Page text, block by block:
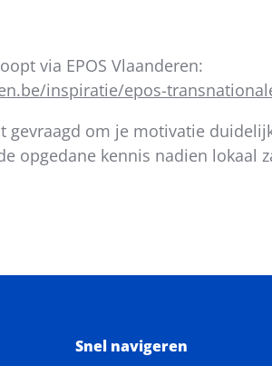
via EPOS Vlaanderen:
inspiratie/epos-
gevraagd om je motivatie
opgedane kennis nadien lokaal
Snel navigeren